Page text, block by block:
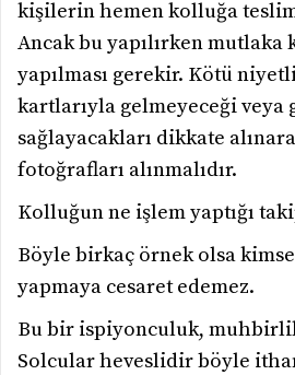
kişilerin hemen kolluğa
Ancak bu yapılırken
yapılması gerekir. Kötü
kartlarıyla gelmeyeceği
sağlayacakları dikkate
fotoğrafları alınmalıdır.
Kolluğun ne işlem yaptığı
Böyle birkaç örnek olsa
yapmaya cesaret edemez.
Bu bir ispiyonculuk,
Solcular heveslidir böyle